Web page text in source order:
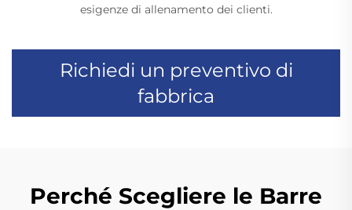
esigenze di allenamento dei clienti.
Richiedi un preventivo di
fabbrica
Perché Scegliere le Barre